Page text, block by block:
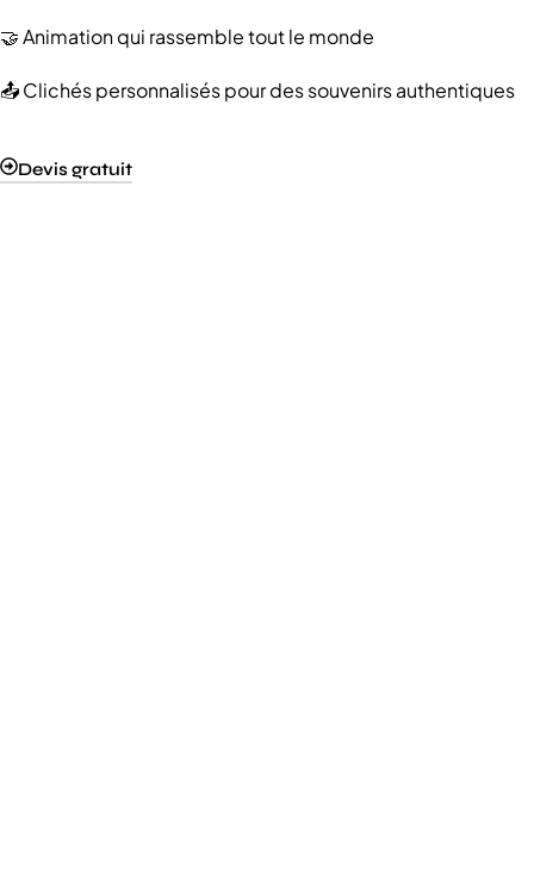
🤝 Animation qui rassemble tout le monde
📤 Clichés personnalisés pour des souvenirs authentiques
Devis gratuit